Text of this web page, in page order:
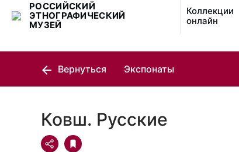
РОССИЙСКИЙ
ЭТНОГРАФИЧЕСКИЙ
МУЗЕЙ
Коллекции
онлайн
Вернуться Экспонаты
Ковш. Русские